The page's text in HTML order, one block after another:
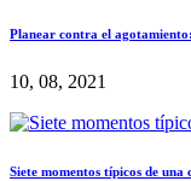
Planear contra el
10, 08, 2021
Siete momentos típicos de una